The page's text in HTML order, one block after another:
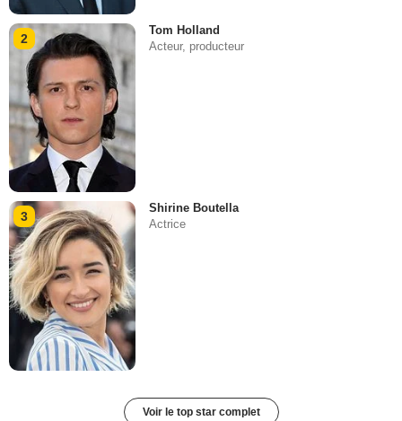
2
Tom Holland
Acteur, producteur
3
Shirine Boutella
Actrice
Voir le top star complet